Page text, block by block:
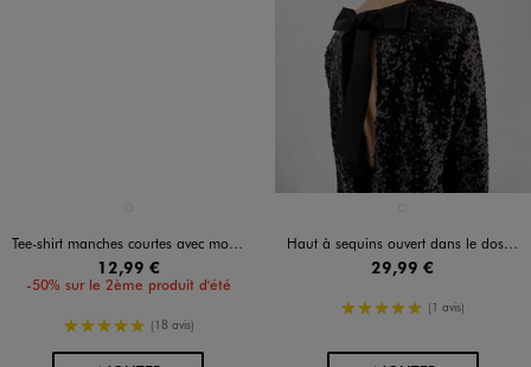
Tee-shirt manches courtes avec motifs cerises et paillettes femme
12,99 €
-50% sur le 2ème produit d'été
5/5 de moyenne
(18 avis)
Haut à sequins ouvert dans le dos femme
29,99 €
5/5 de moyenne
(1 avis)